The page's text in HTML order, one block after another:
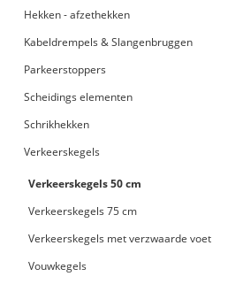
Hekken - afzethekken
Kabeldrempels & Slangenbruggen
Parkeerstoppers
Scheidings elementen
Schrikhekken
Verkeerskegels
Verkeerskegels 50 cm
Verkeerskegels 75 cm
Verkeerskegels met verzwaarde voet
Vouwkegels